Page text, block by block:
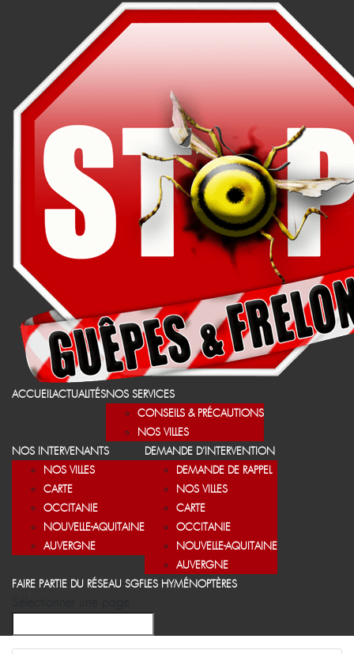
ACCUEILACTUALITÉSNOS SERVICES
CONSEILS & PRÉCAUTIONS
NOS VILLES
NOS INTERVENANTS
NOS VILLES
CARTE
OCCITANIE
NOUVELLE-AQUITAINE
AUVERGNE
DEMANDE D’INTERVENTION
DEMANDE DE RAPPEL
NOS VILLES
CARTE
OCCITANIE
NOUVELLE-AQUITAINE
AUVERGNE
FAIRE PARTIE DU RÉSEAU SGFLES HYMÉNOPTÈRES